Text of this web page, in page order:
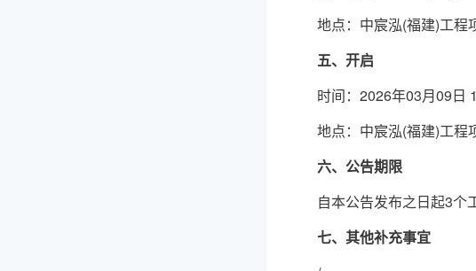
地点： 中宸泓(福建)工程
五、开启
时间： 2026年03月09日
地点： 中宸泓(福建)工程
六、公告期限
自本公告发布之日起3个
七、其他补充事宜